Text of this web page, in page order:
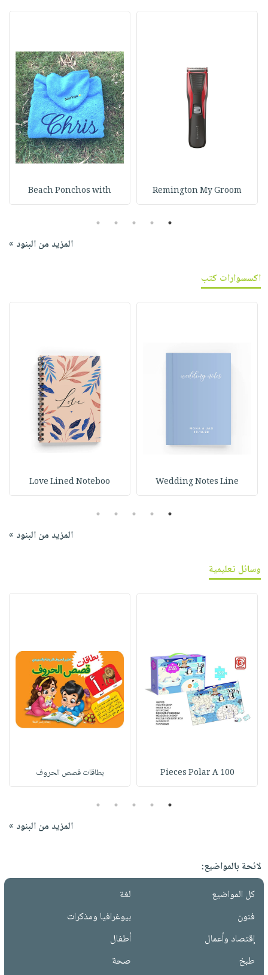
Remington My Groom
Beach Ponchos with
1
2
3
4
5
المزيد من البنود »
اكسسوارات كتب
Wedding Notes Line
Love Lined Noteboo
1
2
3
4
5
المزيد من البنود »
وسائل تعليمية
100 Pieces Polar A بطاقات قصص الحروف
1
2
3
4
5
المزيد من البنود »
لائحة بالمواضيع:
كل المواضيع
لغة
فنون
بيوغرافيا ومذكرات
إقتصاد وأعمال
أطفال
طبخ
صحة